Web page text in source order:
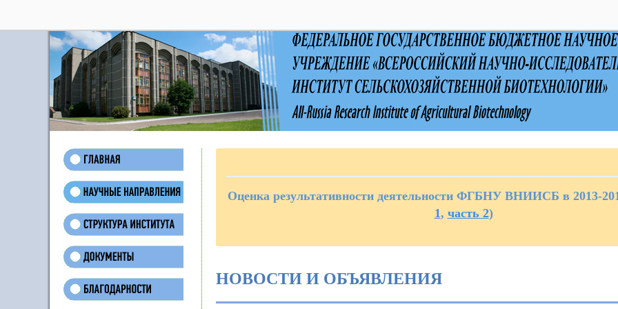
Оценка результативности деятельности ФГБНУ ВНИИСБ в 2013-
1, часть 2)
НОВОСТИ И ОБЪЯВЛЕНИЯ